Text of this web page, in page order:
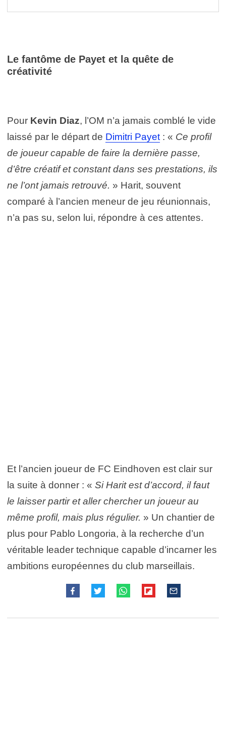
Le fantôme de Payet et la quête de
créativité
Pour Kevin Diaz, l’OM n’a jamais comblé le vide
laissé par le départ de Dimitri Payet : « Ce profil
de joueur capable de faire la dernière passe,
d’être créatif et constant dans ses prestations, ils
ne l’ont jamais retrouvé. » Harit, souvent
comparé à l’ancien meneur de jeu réunionnais,
n’a pas su, selon lui, répondre à ces attentes.
Et l’ancien joueur de FC Eindhoven est clair sur
la suite à donner : « Si Harit est d’accord, il faut
le laisser partir et aller chercher un joueur au
même profil, mais plus régulier. » Un chantier de
plus pour Pablo Longoria, à la recherche d’un
véritable leader technique capable d’incarner les
ambitions européennes du club marseillais.